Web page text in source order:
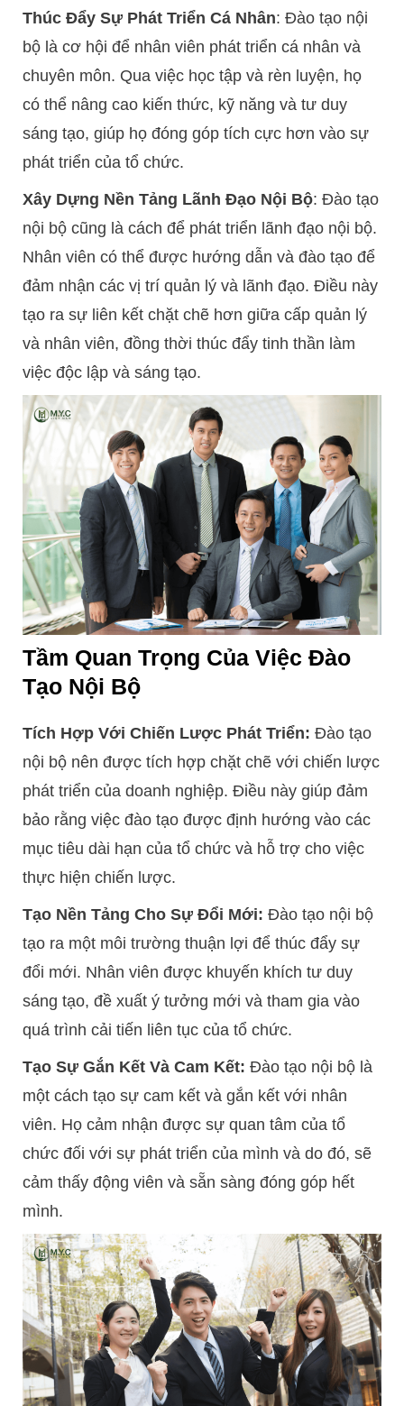
Thúc Đẩy Sự Phát Triển Cá Nhân: Đào tạo nội
bộ là cơ hội để nhân viên phát triển cá nhân và
chuyên môn. Qua việc học tập và rèn luyện, họ
có thể nâng cao kiến thức, kỹ năng và tư duy
sáng tạo, giúp họ đóng góp tích cực hơn vào sự
phát triển của tổ chức.
Xây Dựng Nền Tảng Lãnh Đạo Nội Bộ: Đào tạo
nội bộ cũng là cách để phát triển lãnh đạo nội bộ.
Nhân viên có thể được hướng dẫn và đào tạo để
đảm nhận các vị trí quản lý và lãnh đạo. Điều này
tạo ra sự liên kết chặt chẽ hơn giữa cấp quản lý
và nhân viên, đồng thời thúc đẩy tinh thần làm
việc độc lập và sáng tạo.
Tầm Quan Trọng Của Việc Đào
Tạo Nội Bộ
Tích Hợp Với Chiến Lược Phát Triển: Đào tạo
nội bộ nên được tích hợp chặt chẽ với chiến lược
phát triển của doanh nghiệp. Điều này giúp đảm
bảo rằng việc đào tạo được định hướng vào các
mục tiêu dài hạn của tổ chức và hỗ trợ cho việc
thực hiện chiến lược.
Tạo Nền Tảng Cho Sự Đổi Mới: Đào tạo nội bộ
tạo ra một môi trường thuận lợi để thúc đẩy sự
đổi mới. Nhân viên được khuyến khích tư duy
sáng tạo, đề xuất ý tưởng mới và tham gia vào
quá trình cải tiến liên tục của tổ chức.
Tạo Sự Gắn Kết Và Cam Kết: Đào tạo nội bộ là
một cách tạo sự cam kết và gắn kết với nhân
viên. Họ cảm nhận được sự quan tâm của tổ
chức đối với sự phát triển của mình và do đó, sẽ
cảm thấy động viên và sẵn sàng đóng góp hết
mình.